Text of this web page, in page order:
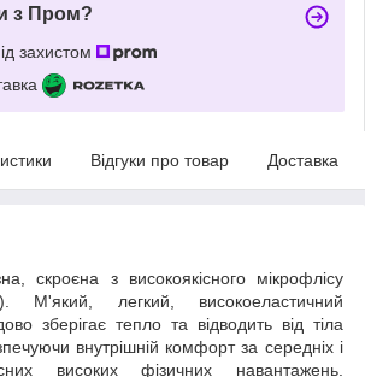
з Пром?
захистом
Відгуки про товар Доставка
скроєна з високоякісного мікрофлісу
М'який, легкий, високоеластичний
зберігає тепло та відводить від тіла
внутрішній комфорт за середніх і
високих фізичних навантажень.